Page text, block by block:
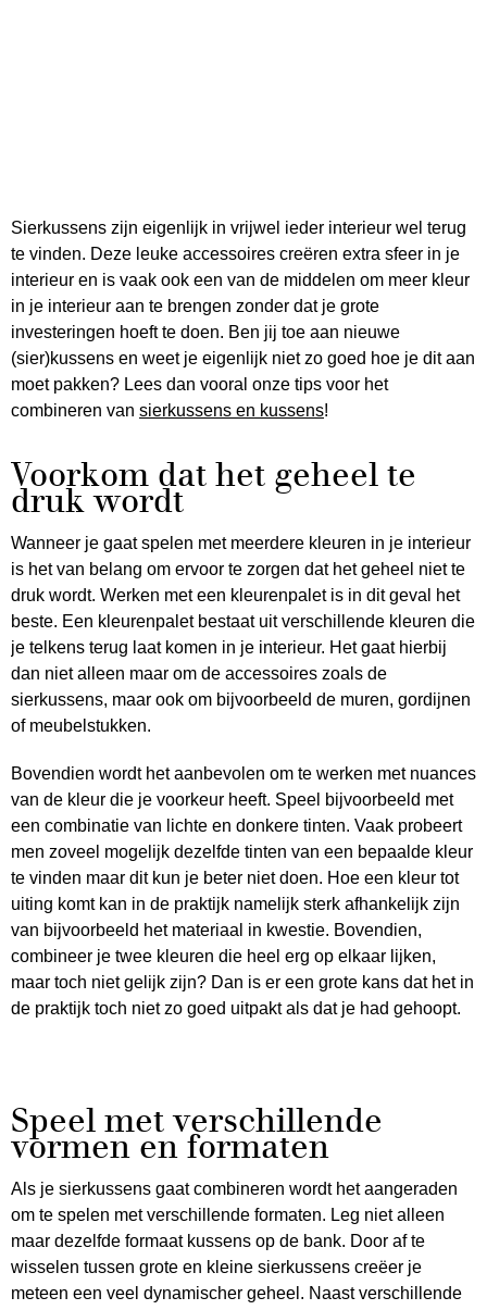
Sierkussens zijn eigenlijk in vrijwel ieder interieur wel terug
te vinden. Deze leuke accessoires creëren extra sfeer in je
interieur en is vaak ook een van de middelen om meer kleur
in je interieur aan te brengen zonder dat je grote
investeringen hoeft te doen. Ben jij toe aan nieuwe
(sier)kussens en weet je eigenlijk niet zo goed hoe je dit aan
moet pakken? Lees dan vooral onze tips voor het
combineren van sierkussens en kussens!
Voorkom dat het geheel te
druk wordt
Wanneer je gaat spelen met meerdere kleuren in je interieur
is het van belang om ervoor te zorgen dat het geheel niet te
druk wordt. Werken met een kleurenpalet is in dit geval het
beste. Een kleurenpalet bestaat uit verschillende kleuren die
je telkens terug laat komen in je interieur. Het gaat hierbij
dan niet alleen maar om de accessoires zoals de
sierkussens, maar ook om bijvoorbeeld de muren, gordijnen
of meubelstukken.
Bovendien wordt het aanbevolen om te werken met nuances
van de kleur die je voorkeur heeft. Speel bijvoorbeeld met
een combinatie van lichte en donkere tinten. Vaak probeert
men zoveel mogelijk dezelfde tinten van een bepaalde kleur
te vinden maar dit kun je beter niet doen. Hoe een kleur tot
uiting komt kan in de praktijk namelijk sterk afhankelijk zijn
van bijvoorbeeld het materiaal in kwestie. Bovendien,
combineer je twee kleuren die heel erg op elkaar lijken,
maar toch niet gelijk zijn? Dan is er een grote kans dat het in
de praktijk toch niet zo goed uitpakt als dat je had gehoopt.
Speel met verschillende
vormen en formaten
Als je sierkussens gaat combineren wordt het aangeraden
om te spelen met verschillende formaten. Leg niet alleen
maar dezelfde formaat kussens op de bank. Door af te
wisselen tussen grote en kleine sierkussens creëer je
meteen een veel dynamischer geheel. Naast verschillende